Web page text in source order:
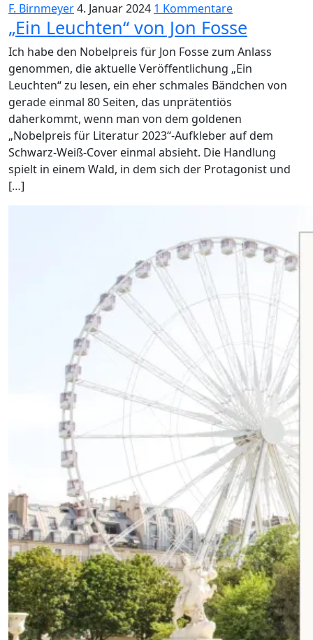
F. Birnmeyer4. Januar 2024 1 Kommentare
„Ein Leuchten“ von Jon Fosse
Ich habe den Nobelpreis für Jon Fosse zum Anlass
genommen, die aktuelle Veröffentlichung „Ein
Leuchten“ zu lesen, ein eher schmales Bändchen von
gerade einmal 80 Seiten, das unprätentiös
daherkommt, wenn man von dem goldenen
„Nobelpreis für Literatur 2023“-Aufkleber auf dem
Schwarz-Weiß-Cover einmal absieht. Die Handlung
spielt in einem Wald, in dem sich der Protagonist und
[…]